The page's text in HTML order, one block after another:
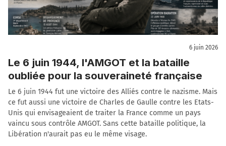
6 juin 2026
Le 6 juin 1944, l'AMGOT et la bataille
oubliée pour la souveraineté française
Le 6 juin 1944 fut une victoire des Alliés contre le nazisme. Mais
ce fut aussi une victoire de Charles de Gaulle contre les Etats-
Unis qui envisageaient de traiter la France comme un pays
vaincu sous contrôle AMGOT. Sans cette bataille politique, la
Libération n'aurait pas eu le même visage.